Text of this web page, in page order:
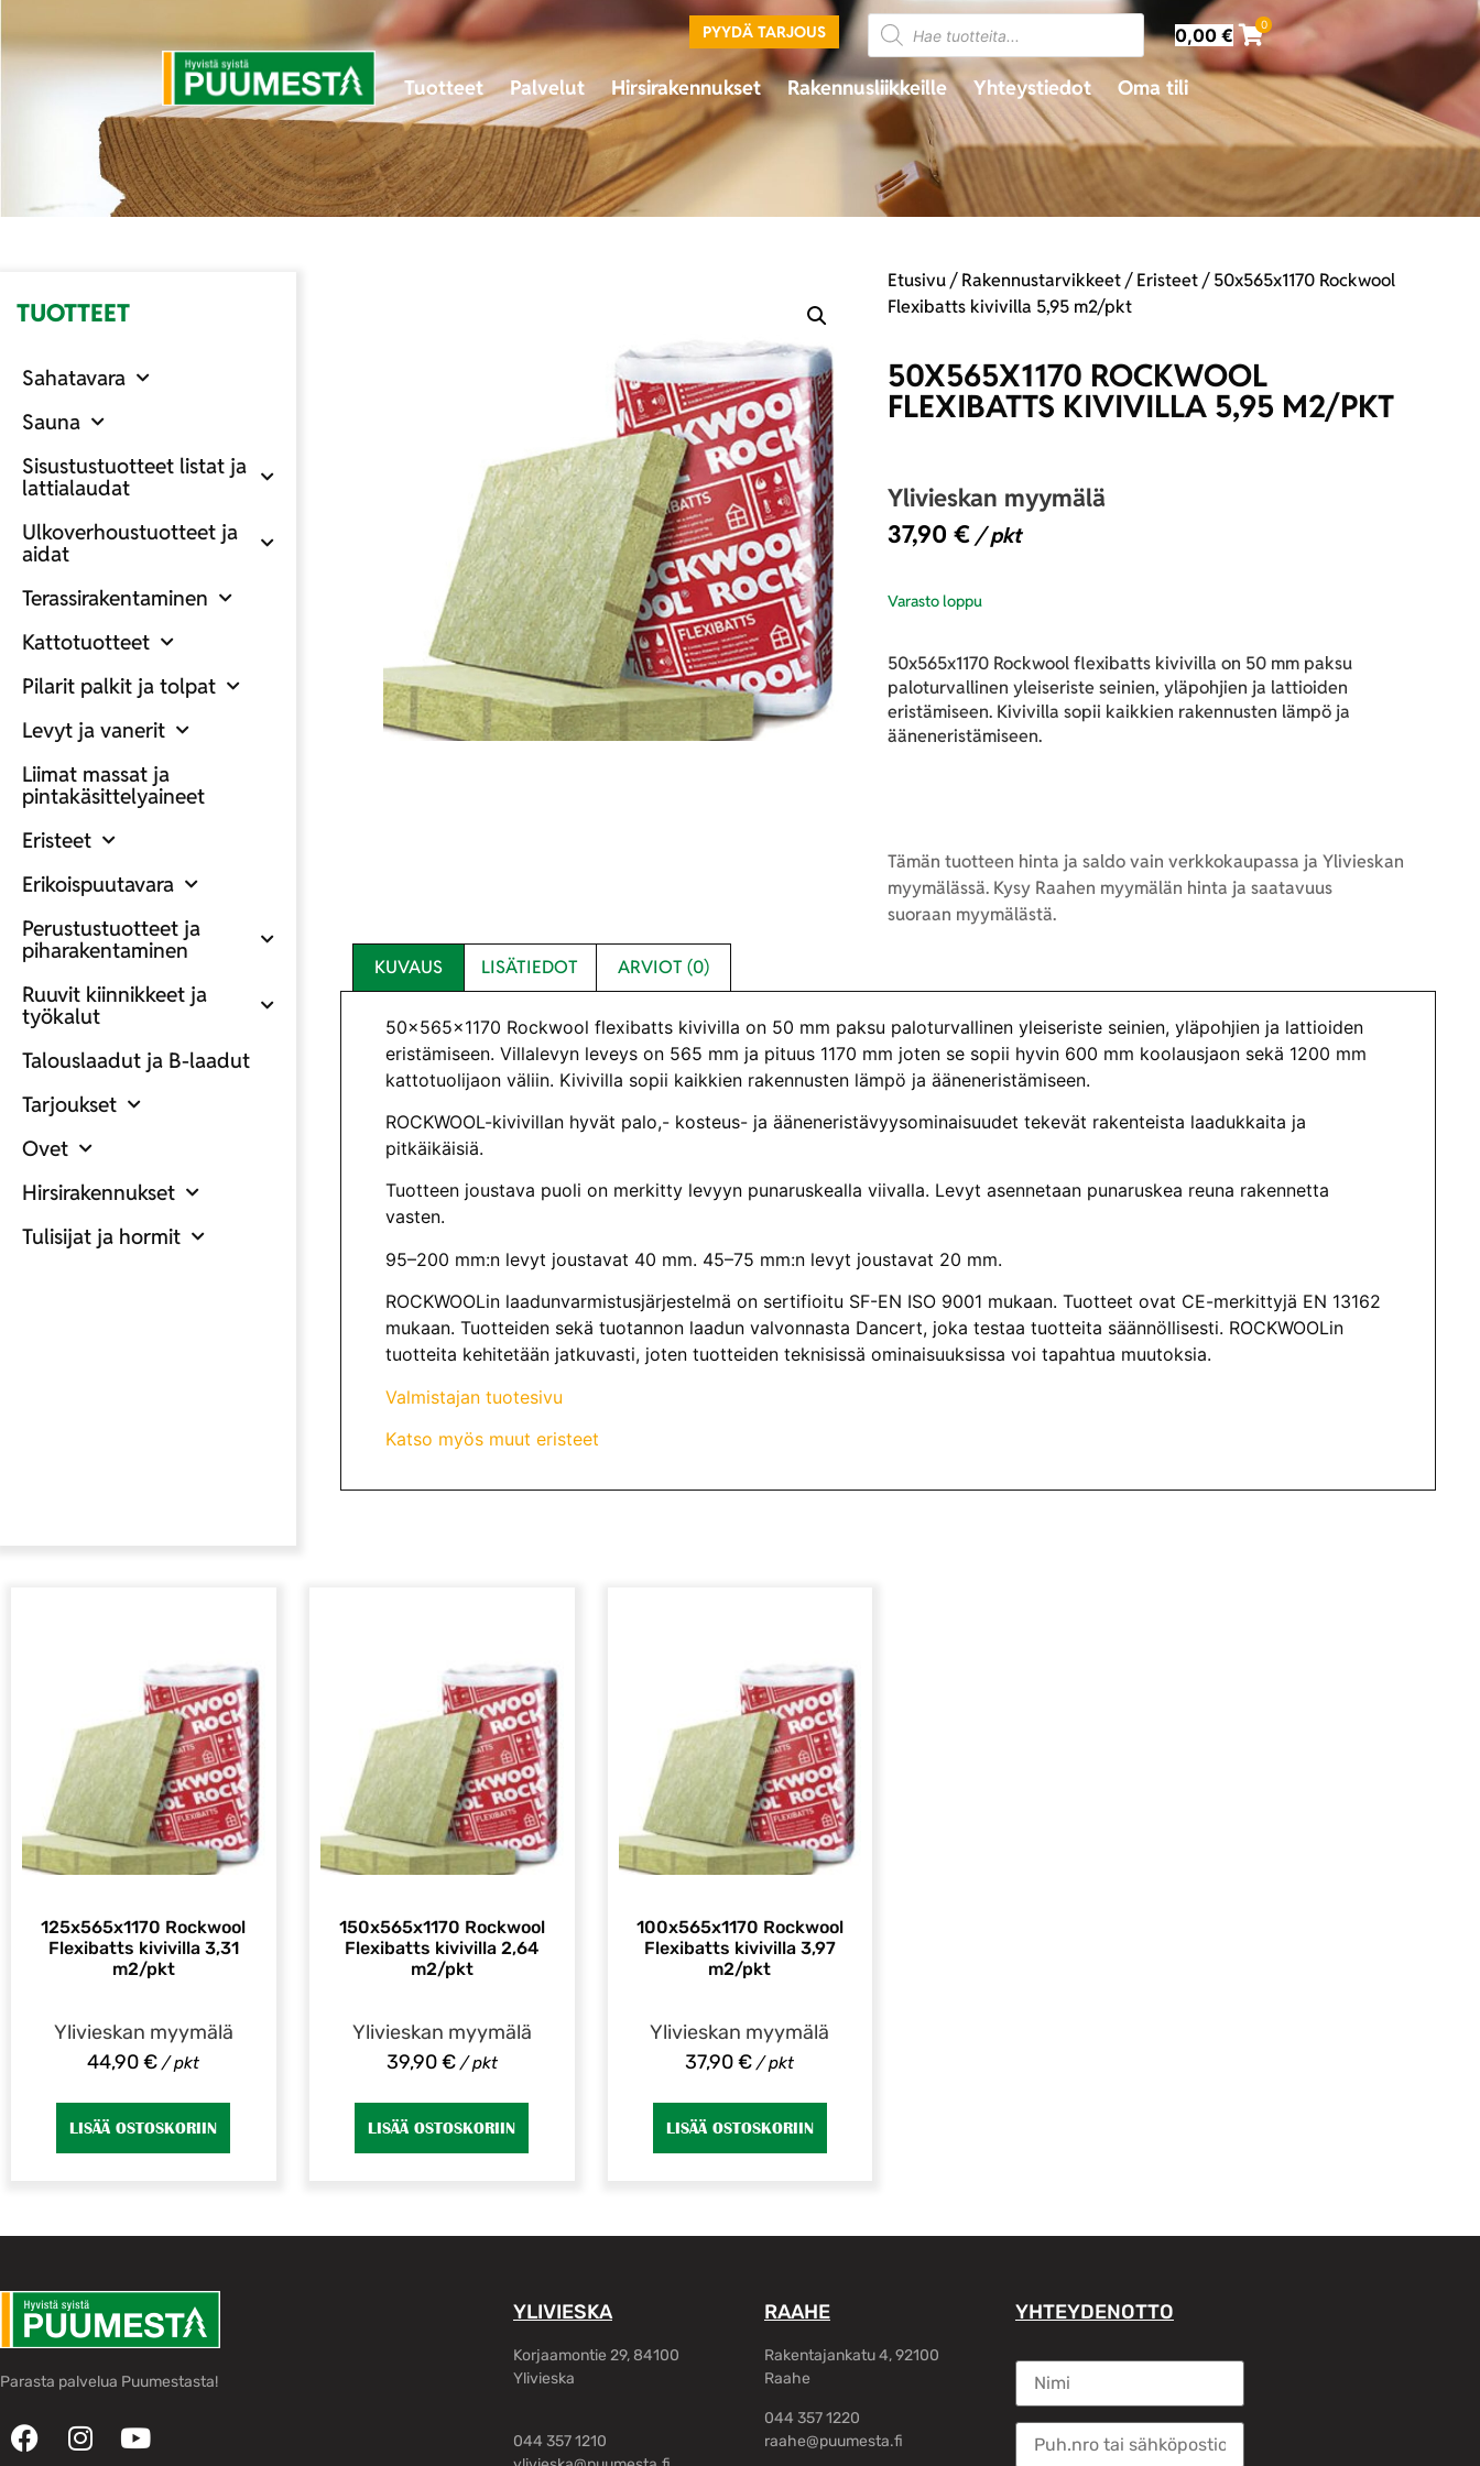
PYYDÄ TARJOUS 0,00€ 0
Tuotteet Palvelut Hirsirakennukset Rakennusliikkeille Yhteystiedot Oma tili
TUOTTEET
Sahatavara
Sauna
Sisustustuotteet listat ja
lattialaudat
Ulkoverhoustuotteet ja
aidat
Terassirakentaminen
Kattotuotteet
Pilarit palkit ja tolpat
Levyt ja vanerit
Liimat massat ja
pintakäsittelyaineet
Eristeet
Erikoispuutavara
Perustustuotteet ja
piharakentaminen
Ruuvit kiinnikkeet ja
työkalut
Talouslaadut ja B-laadut
Tarjoukset
Ovet
Hirsirakennukset
Tulisijat ja hormit
Etusivu/Rakennustarvikkeet/Eristeet/ 50x565x1170 Rockwool
Flexibatts kivivilla 5,95 m2/pkt
50X565X1170 ROCKWOOL
FLEXIBATTS KIVIVILLA 5,95 M2/PKT
Ylivieskan myymälä
37,90€ / pkt
Varasto loppu
50x565x1170 Rockwool flexibatts kivivilla on 50 mm paksu
paloturvallinen yleiseriste seinien, yläpohjien ja lattioiden
eristämiseen. Kivivilla sopii kaikkien rakennusten lämpö ja
ääneneristämiseen.
Tämän tuotteen hinta ja saldo vain verkkokaupassa ja Ylivieskan
myymälässä. Kysy Raahen myymälän hinta ja saatavuus
suoraan myymälästä.
KUVAUS LISÄTIEDOT ARVIOT (0)
50x565x1170 Rockwool flexibatts kivivilla on 50 mm paksu paloturvallinen yleiseriste seinien, yläpohjien ja lattioiden
eristämiseen. Villalevyn leveys on 565 mm ja pituus 1170 mm joten se sopii hyvin 600 mm koolausjaon sekä 1200 mm
kattotuolijaon väliin. Kivivilla sopii kaikkien rakennusten lämpö ja ääneneristämiseen.
ROCKWOOL-kivivillan hyvät palo,- kosteus- ja ääneneristävyysominaisuudet tekevät rakenteista laadukkaita ja
pitkäikäisiä.
Tuotteen joustava puoli on merkitty levyyn punaruskealla viivalla. Levyt asennetaan punaruskea reuna rakennetta
vasten.
95–200 mm:n levyt joustavat 40 mm. 45–75 mm:n levyt joustavat 20 mm.
ROCKWOOLin laadunvarmistusjärjestelmä on sertifioitu SF-EN ISO 9001 mukaan. Tuotteet ovat CE-merkittyjä EN 13162
mukaan. Tuotteiden sekä tuotannon laadun valvonnasta Dancert, joka testaa tuotteita säännöllisesti. ROCKWOOLin
tuotteita kehitetään jatkuvasti, joten tuotteiden teknisissä ominaisuuksissa voi tapahtua muutoksia.
Valmistajan tuotesivu
Katso myös muut eristeet
125x565x1170 Rockwool
Flexibatts kivivilla 3,31
m2/pkt
Ylivieskan myymälä
44,90€ / pkt
LISÄÄ OSTOSKORIIN
150x565x1170 Rockwool
Flexibatts kivivilla 2,64
m2/pkt
Ylivieskan myymälä
39,90€/ pkt
LISÄÄ OSTOSKORIIN
100x565x1170 Rockwool
Flexibatts kivivilla 3,97
m2/pkt
Ylivieskan myymälä
37,90€ / pkt
LISÄÄ OSTOSKORIIN
Parasta palvelua Puumestasta!
YLIVIESKA
Korjaamontie 29, 84100
Ylivieska
044 357 1210
RAAHE
Rakentajankatu 4, 92100
Raahe
044 357 1220
raahe@puumesta.fi
YHTEYDENOTTO